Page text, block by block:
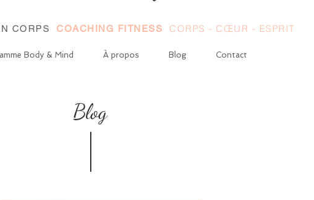
CORPSCOACHING FITNESS CORPS - CŒUR - ESPRIT
Body & Mind À propos Blog Contact
Blog